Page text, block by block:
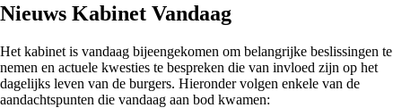
Nieuws Kabinet Vandaag
Het kabinet is vandaag bijeengekomen om belangrijke beslissingen te
nemen en actuele kwesties te bespreken die van invloed zijn op het
dagelijks leven van de burgers. Hieronder volgen enkele van de
aandachtspunten die vandaag aan bod kwamen: